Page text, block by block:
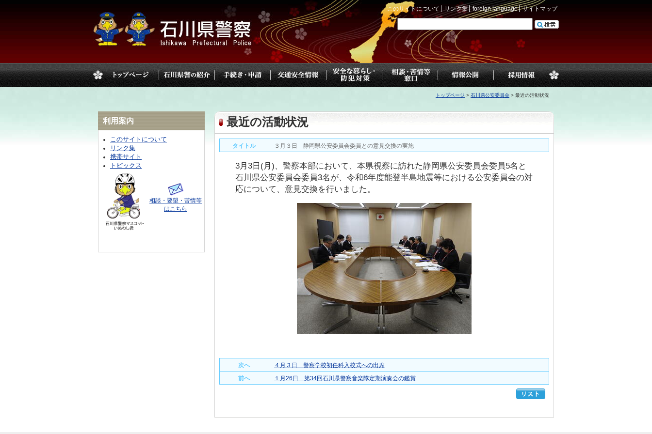
このサイトについて リンク集 foreign language サイトマップ
トップページ > 石川県公安委員会 > 最近の活動状況
最近の活動状況
タイトル ３月３日 静岡県公安委員会委員との意見交換の実施
3月3日(月)、警察本部において、本県視察に訪れた静岡県公安委員会委員5名と
石川県公安委員会委員3名が、令和6年度能登半島地震等における公安委員会の対
応について、意見交換を行いました。
次へ
４月３日 警察学校初任科入校式への出席
前へ
１月26日 第34回石川県警察音楽隊定期演奏会の鑑賞
利用案内
このサイトについて
リンク集
携帯サイト
トピックス
相談・要望・苦情等
はこちら